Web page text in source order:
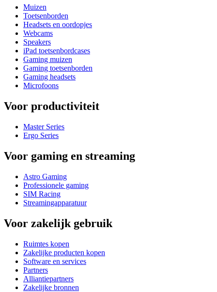
Muizen
Toetsenborden
Headsets en oordopjes
Webcams
Speakers
iPad toetsenbordcases
Gaming muizen
Gaming toetsenborden
Gaming headsets
Microfoons
Voor productiviteit
Master Series
Ergo Series
Voor gaming en streaming
Astro Gaming
Professionele gaming
SIM Racing
Streamingapparatuur
Voor zakelijk gebruik
Ruimtes kopen
Zakelijke producten kopen
Software en services
Partners
Alliantiepartners
Zakelijke bronnen